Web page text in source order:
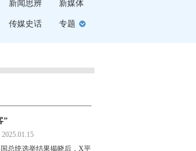
新闻思辨 新媒体
传媒史话 专题
”
总统选举结果揭晓后，X平